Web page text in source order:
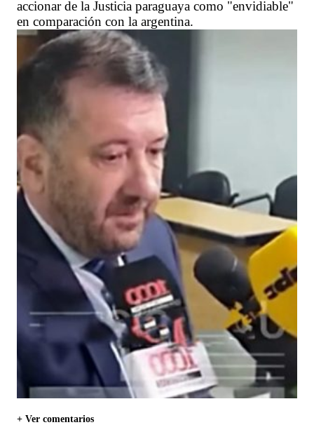
accionar de la Justicia paraguaya como "envidiable"
en comparación con la argentina.
+ Ver comentarios